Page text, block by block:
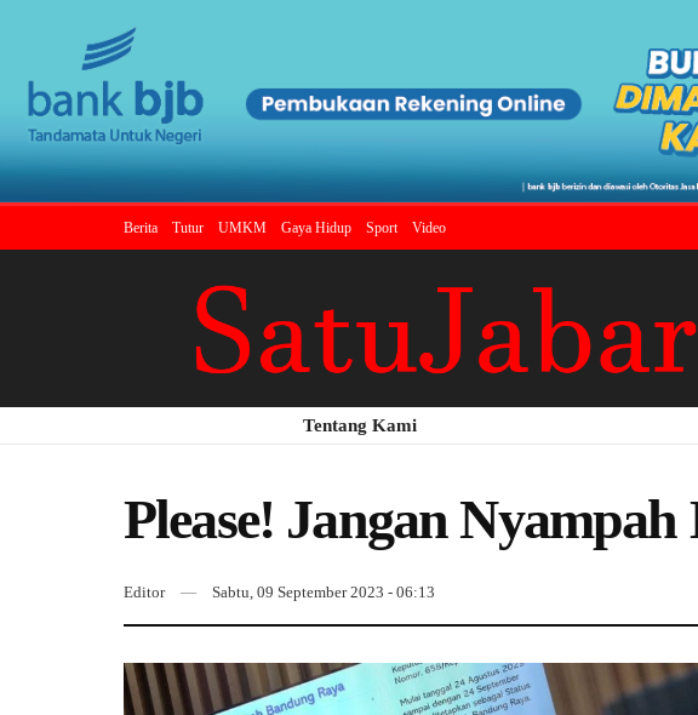
Berita Tutur UMKM Gaya Hidup Sport Video
Tentang Kami
Please! Jangan Nyampah
Editor Sabtu, 09 September 2023 - 06:13